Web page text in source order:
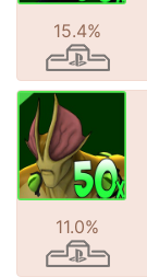
15.4%
11.0%